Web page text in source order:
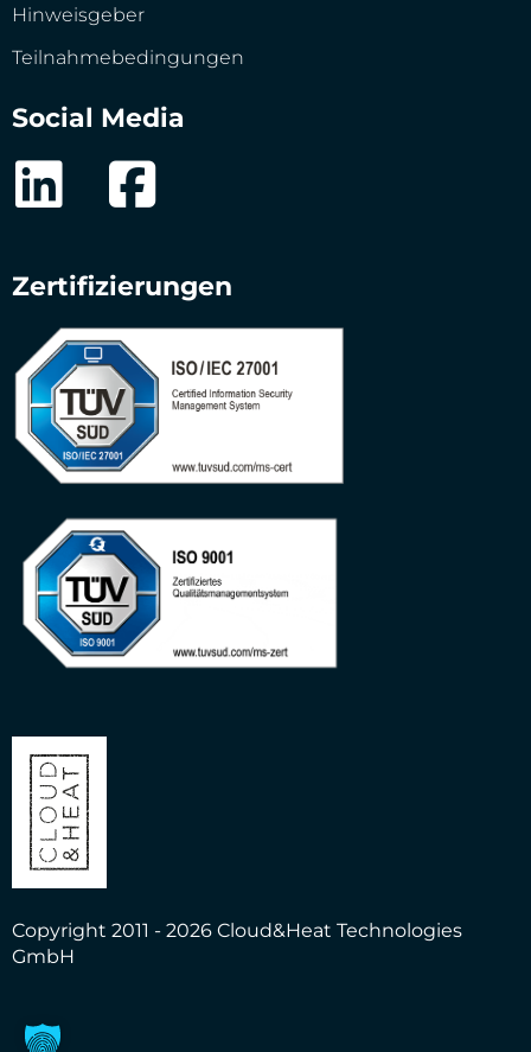
Hinweisgeber
Teilnahmebedingungen
Social Media
Zertifizierungen
Copyright 2011 - 2026 Cloud&Heat Technologies
GmbH